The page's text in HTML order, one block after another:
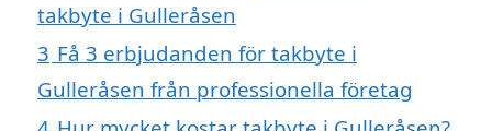
takbyte i Gulleråsen
3 Få 3 erbjudanden för takbyte i
Gulleråsen från professionella företag